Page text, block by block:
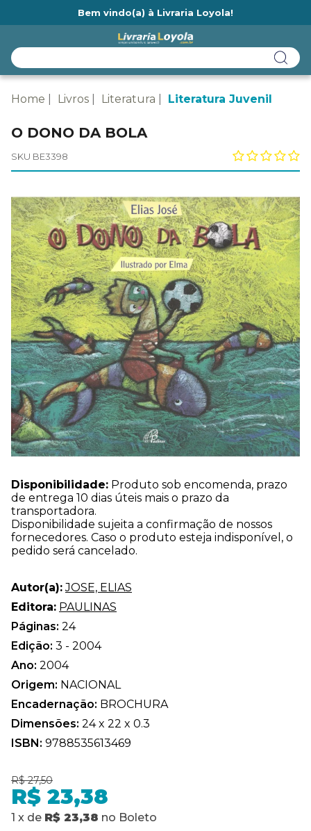
Bem vindo(a) à Livraria Loyola!
Home Livros Literatura Literatura Juvenil
O DONO DA BOLA
SKU BE3398
Disponibilidade: Produto sob encomenda, prazo
de entrega 10 dias úteis mais o prazo da
transportadora.
Disponibilidade sujeita a confirmação de nossos
fornecedores. Caso o produto esteja indisponível, o
pedido será cancelado.
Autor(a): JOSE, ELIAS
Editora: PAULINAS
Páginas: 24
Edição: 3 - 2004
Ano: 2004
Origem: NACIONAL
Encadernação: BROCHURA
Dimensões: 24 x 22 x 0.3
ISBN: 9788535613469
R$ 27,50
R$ 23,38
1 x de R$ 23,38 no Boleto